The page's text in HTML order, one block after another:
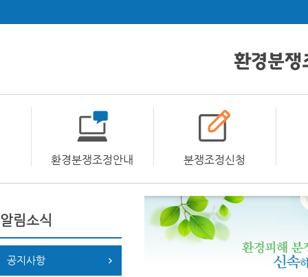
환경분쟁조정안내 분쟁조정신청
알림소식
공지사항